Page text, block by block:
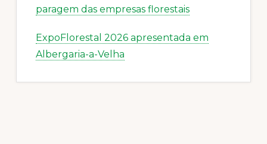
paragem das empresas florestais
ExpoFlorestal 2026 apresentada em
Albergaria-a-Velha